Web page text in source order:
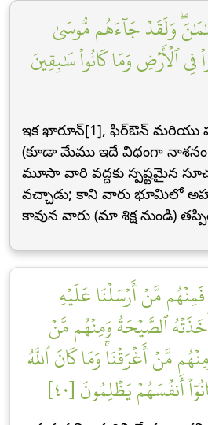
وَلَقَدۡ جَآءَهُم مُّوسَىٰ
ٱلۡأَرۡضِ وَمَا كَانُواْ سَٰبِقِينَ
ఇక ఖారూన్[1], ఫిర్ఔన్ మరియు
(కూడా మేము ఇదే విధంగా
మూసా వారి వద్దకు స్పష్టమైన
వచ్చాడు; కాని వారు భూమిలో
కావున వారు (మా శిక్ష నుండి)
مَّنۡ أَرۡسَلۡنَا عَلَيۡهِ
ٱلصَّيۡحَةُ وَمِنۡهُم مَّنۡ
مَّنۡ أَغۡرَقۡنَاۚ وَمَا كَانَ ٱللَّهُ
أَنفُسَهُمۡ يَظۡلِمُونَ [٤٠]